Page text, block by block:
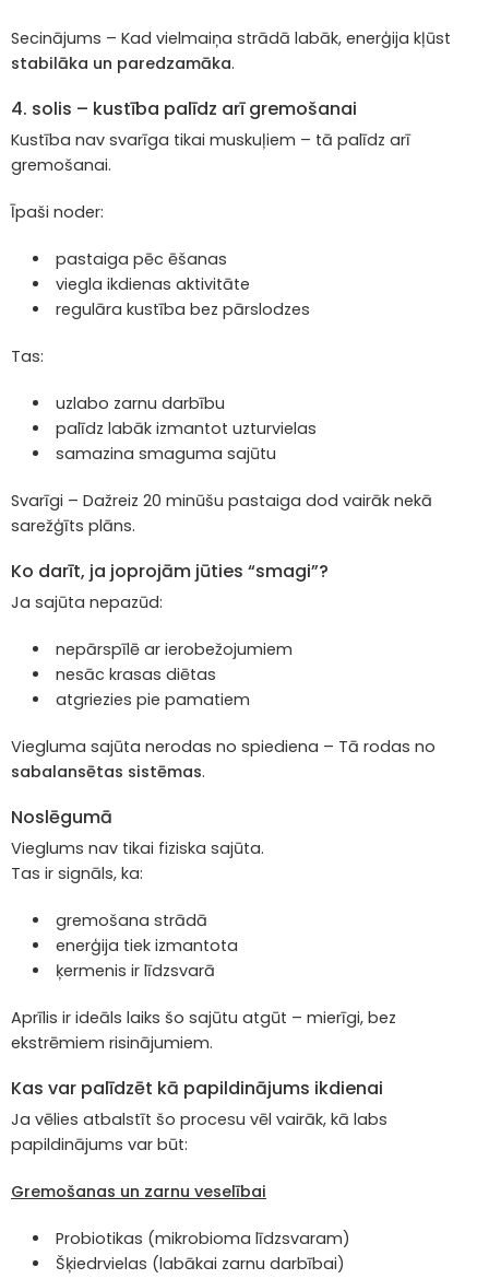
Secinājums – Kad vielmaiņa strādā labāk, enerģija kļūst
stabilāka un paredzamāka.
4. solis – kustība palīdz arī gremošanai
Kustība nav svarīga tikai muskuļiem – tā palīdz arī
gremošanai.
Īpaši noder:
pastaiga pēc ēšanas
viegla ikdienas aktivitāte
regulāra kustība bez pārslodzes
Tas:
uzlabo zarnu darbību
palīdz labāk izmantot uzturvielas
samazina smaguma sajūtu
Svarīgi – Dažreiz 20 minūšu pastaiga dod vairāk nekā
sarežģīts plāns.
Ko darīt, ja joprojām jūties “smagi”?
Ja sajūta nepazūd:
nepārspīlē ar ierobežojumiem
nesāc krasas diētas
atgriezies pie pamatiem
Viegluma sajūta nerodas no spiediena – Tā rodas no
sabalansētas sistēmas.
Noslēgumā
Vieglums nav tikai fiziska sajūta.
Tas ir signāls, ka:
gremošana strādā
enerģija tiek izmantota
ķermenis ir līdzsvarā
Aprīlis ir ideāls laiks šo sajūtu atgūt – mierīgi, bez
ekstrēmiem risinājumiem.
Kas var palīdzēt kā papildinājums ikdienai
Ja vēlies atbalstīt šo procesu vēl vairāk, kā labs
papildinājums var būt:
Gremošanas un zarnu veselībai
Probiotikas (mikrobioma līdzsvaram)
Šķiedrvielas (labākai zarnu darbībai)